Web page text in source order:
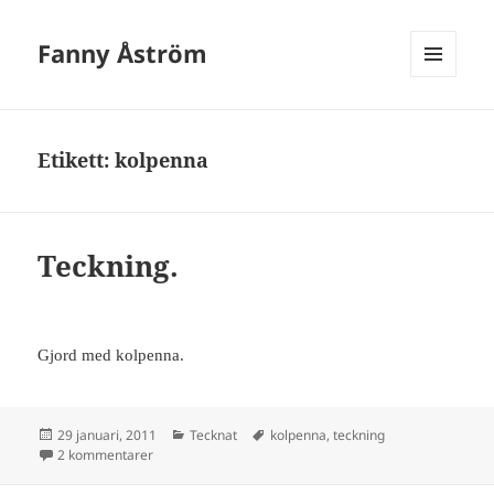
Fanny Åström
Etikett:kolpenna
Teckning.
Gjord med kolpenna.
Postat
29 januari, 2011 Kategorier
Tecknat Taggar
kolpenna,teckning
2 kommentarertill Teckning.